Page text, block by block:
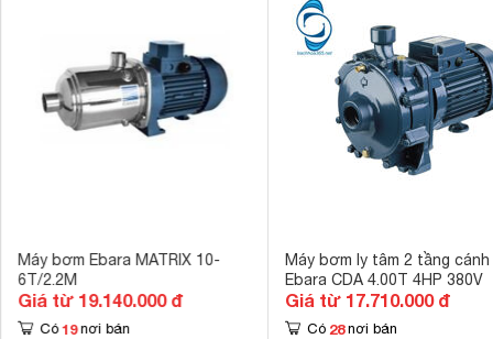
Máy bơm Ebara MATRIX 10-
6T/2.2M
Giá từ 19.140.000 đ
Có 19 nơi bán
Máy bơm ly tâm 2 tầng cánh
Ebara CDA 4.00T 4HP 380V
Giá từ 17.710.000 đ
Có 28 nơi bán